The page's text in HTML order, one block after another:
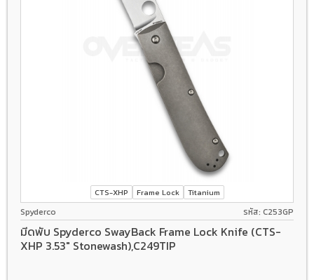
CTS-XHP Frame Lock Titanium
Spyderco รหัส: C253GP
มีดพับ Spyderco SwayBack Frame Lock Knife (CTS-
XHP 3.53" Stonewash),C249TIP